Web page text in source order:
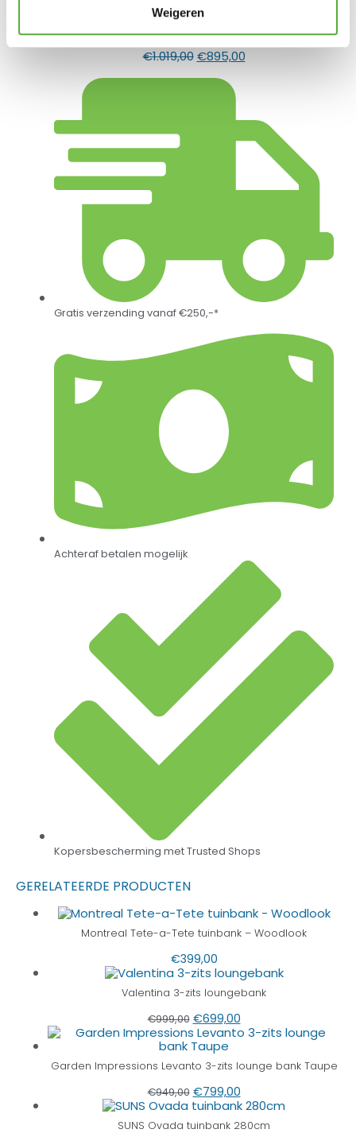
Weigeren
4 Seasons Outdoor Lucas lounge stoel
€1.019,00 €895,00
Gratis verzending vanaf €250,-*
Achteraf betalen mogelijk
Kopersbescherming met Trusted Shops
GERELATEERDE PRODUCTEN
Montreal Tete-a-Tete tuinbank – Woodlook
€399,00
Valentina 3-zits loungebank
€999,00 €699,00
Garden Impressions Levanto 3-zits lounge bank Taupe
€949,00 €799,00
SUNS Ovada tuinbank 280cm